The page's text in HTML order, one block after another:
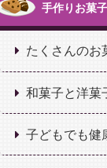
手作りお菓
たくさんのお
和菓子と洋菓
子どもでも健